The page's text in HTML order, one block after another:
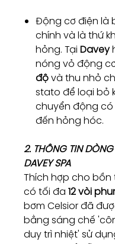
Động cơ điện là
chính và là thứ
hỏng. Tại Davey
nóng vỏ động
độvà thu nhỏ
stato để loại bỏ
chuyển động
đến hỏng hóc.
2. THÔNG TIN
DAVEY SPA
Thích hợp cho bồn
có tối đa 12 vòi
bơm Celsior đã
bằng sáng chế
duy trì nhiệt' sử